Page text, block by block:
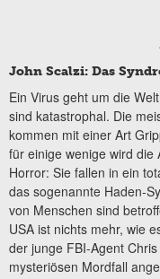
John Scalzi: Das
Ein Virus geht um die
sind katastrophal. Die
kommen mit einer Art
für einige wenige wird die
Horror: Sie fallen in ein
das sogenannte Haden-
von Menschen sind
USA ist nichts mehr, wie
der junge FBI-Agent
mysteriösen Mordfall